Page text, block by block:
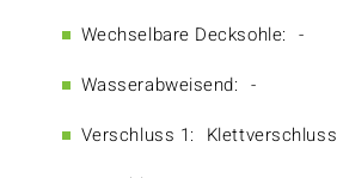
Wechselbare Decksohle: -
Wasserabweisend: -
Verschluss 1: Klettverschluss